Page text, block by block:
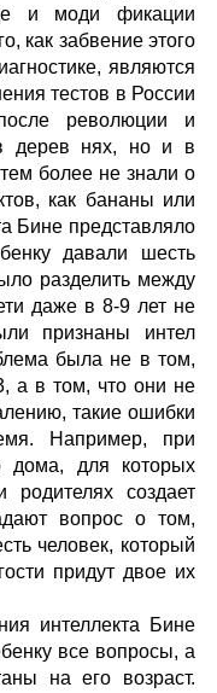
и моди фикации
как забвение этого
являются
тестов в России
революции и
дерев нях, но и в
более не знали о
как бананы или
Бине представляло
давали шесть
разделить между
даже в 8-9 лет не
признаны интел
была не в том,
а в том, что они не
такие ошибки
Например, при
дома, для которых
создает
вопрос о том,
человек, который
придут двое их
интеллекта Бине
все вопросы, а
на его возраст.